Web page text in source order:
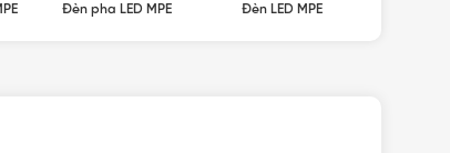
Đèn pha LED MPE Đèn LED MPE